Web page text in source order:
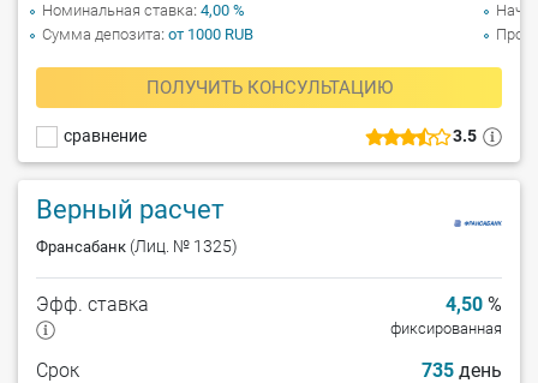
3.5
сравнение
ПОЛУЧИТЬ КОНСУЛЬТАЦИЮ
Номинальная ставка 4,00 %
Сумма депозита от 1000 RUB
Верный расчет
Франсабанк (Лиц. № 1325)
Эфф. ставка 4,50 %
фиксированная
Срок 735 день